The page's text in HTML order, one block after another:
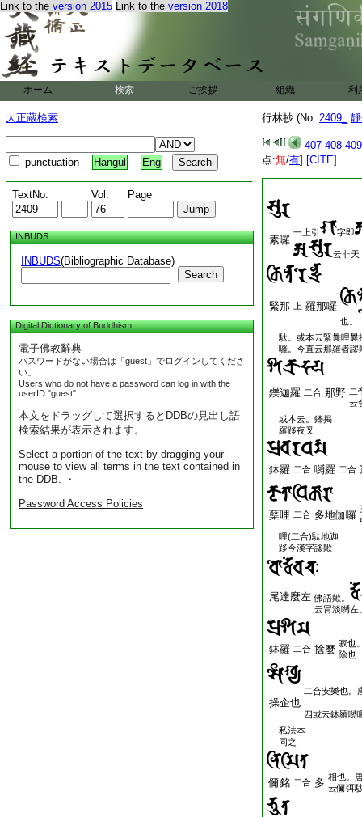
Link to the version 2015 Link to the version 2018
ホーム 検索 ご挨拶 組織 利
大正蔵検索
punctuation Hangul Eng
TextNo. Vol. Page
INBUDS
INBUDS(Bibliographic Database)
Search
Digital Dictionary of Buddhism
電子佛教辭典
パスワードがない場合は「guest」でログインしてくださ
い。
Users who do not have a password can log in with the
userID "guest".
本文をドラッグして選択するとDDBの見出し語
検索結果が表示されます。
Select a portion of the text by dragging your
mouse to view all terms in the text contained in
the DDB. ・
Password Access Policies
行林抄 (No. 2409_
407 408 409
点:無/有] [CITE]
素囉
一上引 字即
云非天
緊那 上 羅那囉
也。
駄。或本云緊曩哩曩
囉。今直云那羅者謬
鑠迦羅 二合 那野 二
云
或本云。鑠掲
羅跢夜叉
鉢羅 二合 嚩羅 二合
蘖哩 二合 多地伽囉
哩(二合)駄地迦
跢今漢字謬歟
尾達麼左 佛語歟。
云冐淡嚩左
鉢羅 二合 捨麼 寂也
除也
操企也
二合安樂也。
四或云鉢羅嚩
私法本
同之
儞銘 二合 多 相也。
云儞弭